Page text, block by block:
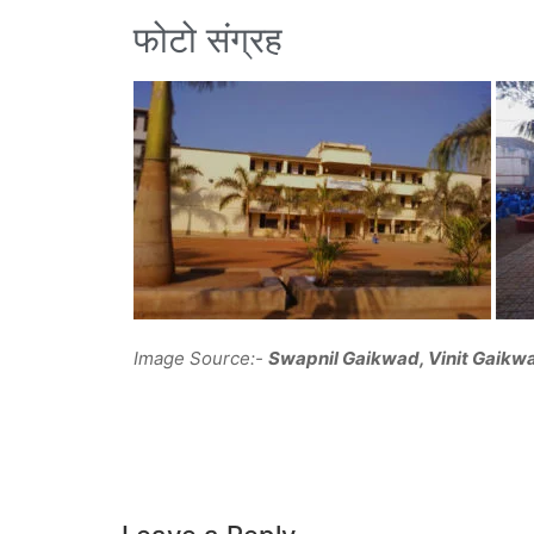
फोटो संग्रह
Image Source:- Swapnil Gaikwad, Vinit